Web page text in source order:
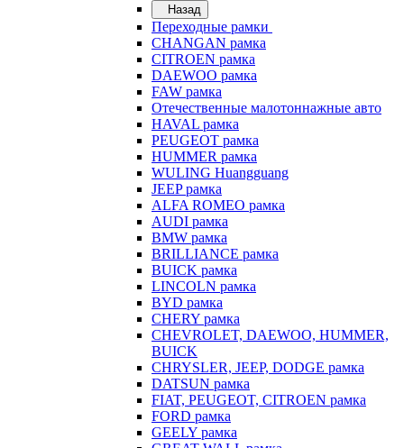
Назад
Переходные рамки
CHANGAN рамка
CITROEN рамка
DAEWOO рамка
FAW рамка
Отечественные малотоннажные авто
HAVAL рамка
PEUGEOT рамка
HUMMER рамка
WULING Huangguang
JEEP рамка
ALFA ROMEO рамка
AUDI рамка
BMW рамка
BRILLIANCE рамка
BUICK рамка
LINCOLN рамка
BYD рамка
CHERY рамка
CHEVROLET, DAEWOO, HUMMER,
BUICK
CHRYSLER, JEEP, DODGE рамка
DATSUN рамка
FIAT, PEUGEOT, CITROEN рамка
FORD рамка
GEELY рамка